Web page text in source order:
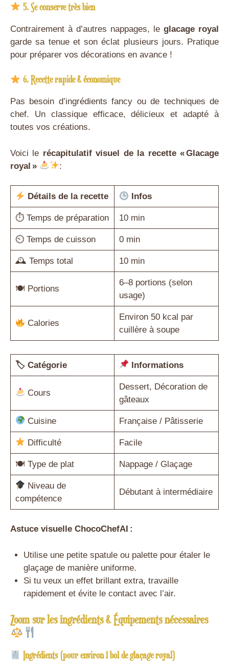
5. Se conserve très bien
Contrairement à d’autres nappages, le glacage royal
garde sa tenue et son éclat plusieurs jours. Pratique
pour préparer vos décorations en avance !
6. Recette rapide & économique
Pas besoin d’ingrédients fancy ou de techniques de
chef. Un classique efficace, délicieux et adapté à
toutes vos créations.
Voici le récapitulatif visuel de la recette « Glacage
royal »
:
Détails de la recette Infos
⏱ Temps de préparation 10 min
⏲ Temps de cuisson 0 min
🕰 Temps total 10 min
🍽 Portions
6–8 portions (selon
usage)
Calories
Environ 50 kcal par
cuillère à soupe
🏷 Catégorie Informations
Cours
Dessert, Décoration de
gâteaux
Cuisine Française / Pâtisserie
Difficulté Facile
🍽 Type de plat Nappage / Glaçage
Niveau de
compétence
Débutant à intermédiaire
Astuce visuelle ChocoChefAI :
Utilise une petite spatule ou palette pour étaler le
glaçage de manière uniforme.
Si tu veux un effet brillant extra, travaille
rapidement et évite le contact avec l’air.
Zoom sur les ingrédients & Équipements nécessaires
Ingrédients (pour environ 1 bol de glaçage royal)